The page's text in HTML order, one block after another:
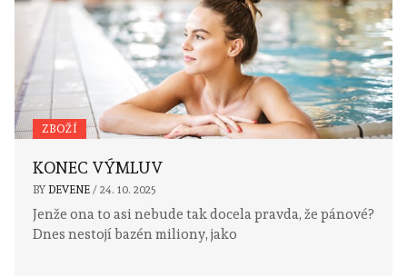
ZBOŽÍ
KONEC VÝMLUV
BY DEVENE / 24. 10. 2025
Jenže ona to asi nebude tak docela pravda, že pánové?
Dnes nestojí bazén miliony, jako